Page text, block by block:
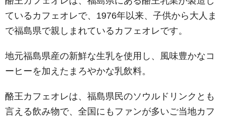
ているカフェオレで、1976年以来、子供から大人ま
で福島県で親しまれているカフェオレです。
地元福島県産の新鮮な生乳を使用し、風味豊かなコ
ーヒーを加えたまろやかな乳飲料。
酪王カフェオレは、福島県民のソウルドリンクとも
言える飲み物で、全国にもファンが多いご当地カフ